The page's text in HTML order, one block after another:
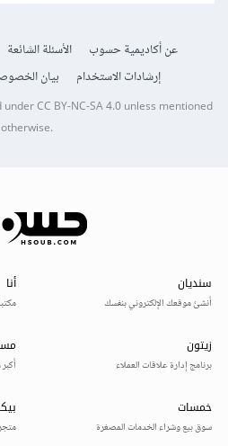
عن أكاديمية حسوب الأسئلة الشائعة
إرشادات الاستخدام
بيان
underCC BY-NC-SA 4.0unless mentioned
otherwise.